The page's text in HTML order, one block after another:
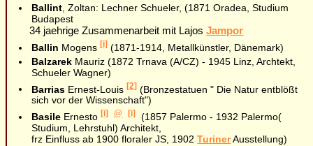
Ballint , Zoltan: Lechner Schueler, (1871 Oradea, Studium
Budapest
34 jaehrige Zusammenarbeit mit LajosJampor
Ballin Mogens[i] (1871-1914, Metallkünstler, Dänemark)
Balzarek Mauriz (1872 Trnava (A/CZ) - 1945 Linz, Archtekt,
Schueler Wagner)
Barrias Ernest-Louis[2] (Bronzestatuen " Die Natur entblößt
sich vor der Wissenschaft")
Basile Ernesto[i] @ [i]
(1857 Palermo - 1932 Palermo(
Studium, Lehrstuhl) Architekt,
frz Einfluss ab 1900 floraler JS, 1902TurinerAusstellung)